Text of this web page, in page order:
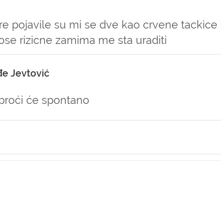
pojavile su mi se dve kao crvene tackice
rizicne zamima me sta uraditi
Jevtović
će spontano